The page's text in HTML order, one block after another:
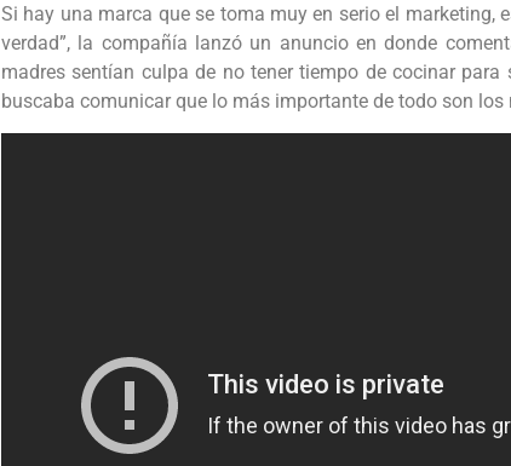
Si hay una marca que se toma muy en serio el marketing,
verdad”, la compañía lanzó un anuncio en donde
madres sentían culpa de no tener tiempo de cocinar
buscaba comunicar que lo más importante de todo son